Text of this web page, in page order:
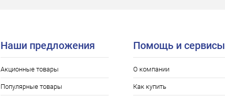
Наши предложения
Акционные товары
Популярные товары
Помощь и сервисы
О компании
Как купить